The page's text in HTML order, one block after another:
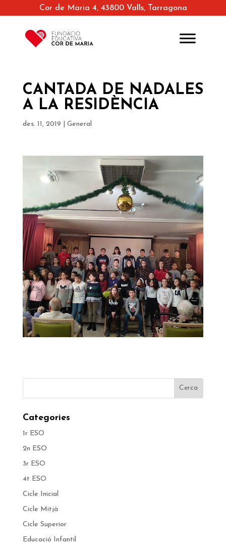
Cor de Maria 4, 43800 Valls, Tarragona
CANTADA DE NADALES
A LA RESIDÈNCIA
des. 11, 2019 General
Categories
1r ESO
2n ESO
3r ESO
4t ESO
Cicle Inicial
Cicle Mitjà
Cicle Superior
Educació Infantil